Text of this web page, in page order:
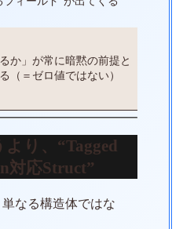
か」が常に暗黙の前提と
（＝ゼロ値ではない）
り、“Tagged
対応Struct”
なる構造体ではな